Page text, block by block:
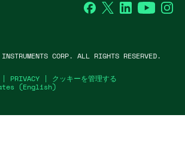
Facebook
Twitter LinkedInYouTube
(English)
| PRIVACY | クッキーを管理する
CORP. ALL RIGHTS RESERVED.